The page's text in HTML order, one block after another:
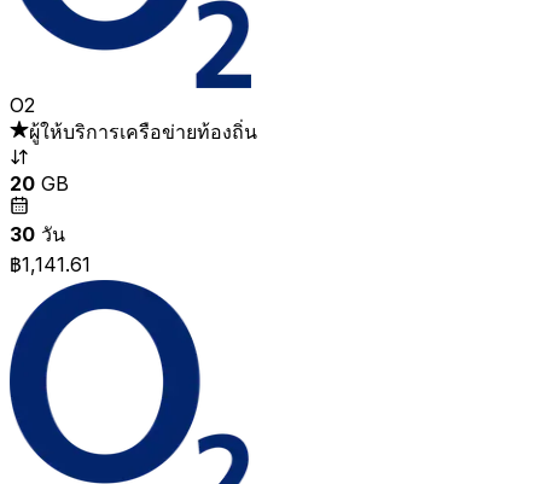
O2
ผู้ให้บริการเครือข่ายท้องถิ่น
20 GB
30 วัน
฿1,141.61